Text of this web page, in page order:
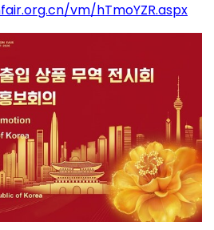
vm/hTmoYZR.aspx